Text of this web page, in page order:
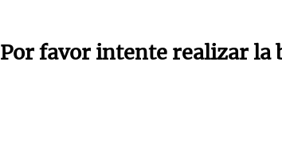
Por favor intente realizar la